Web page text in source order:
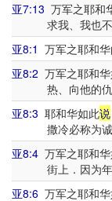
亚7:13 万军之耶和
求我、我也
亚8:1 万军之耶和
亚8:2 万军之耶和
热、向他的
亚8:3 耶和华如此说
撒冷必称为
亚8:4 万军之耶和
街上．因为
亚8:6 万军之耶和